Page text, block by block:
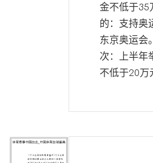
金不低于35
的：支持奥
东京奥运会
次：上半年
不低于20万